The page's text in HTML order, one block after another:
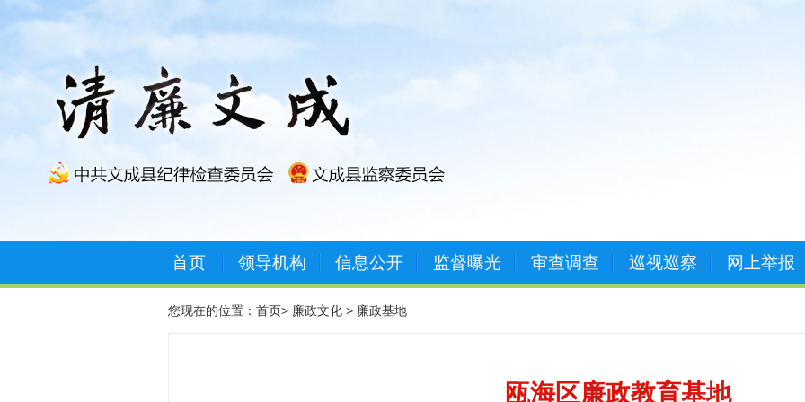
首页 领导机构 信息公开 监督曝光 审查调查 巡视巡察 网上举报
您现在的位置： 首页> 廉政文化 > 廉政基地
瓯海区廉政教育基地